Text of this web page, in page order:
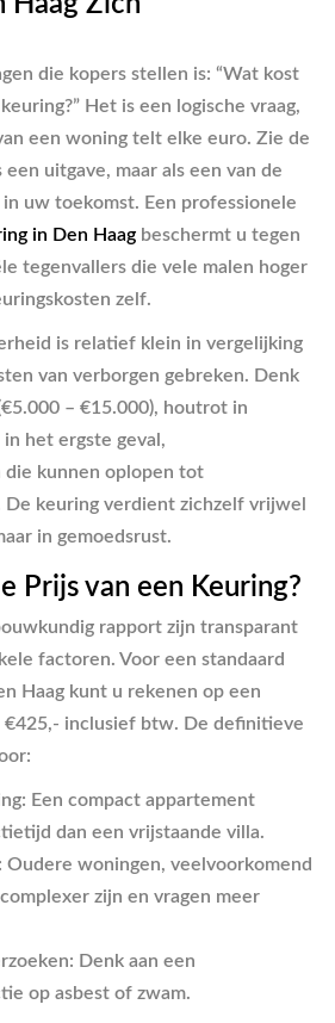
die kopers stellen is: “Wat kost
Het is een logische vraag,
een woning telt elke euro. Zie de
uitgave, maar als een van de
uw toekomst. Een professionele
in Den Haag beschermt u tegen
tegenvallers die vele malen hoger
zelf.
is relatief klein in vergelijking
van verborgen gebreken. Denk
– €15.000), houtrot in
in het ergste geval,
kunnen oplopen tot
De keuring verdient zichzelf vrijwel
in gemoedsrust.
Prijs van een Keuring?
rapport zijn transparant
factoren. Voor een standaard
Haag kunt u rekenen op een
inclusief btw. De definitieve
Een compact appartement
dan een vrijstaande villa.
Oudere woningen, veelvoorkomend
zijn en vragen meer
Denk aan een
op asbest of zwam.